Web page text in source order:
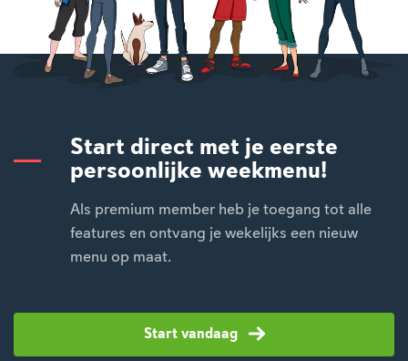
Start direct met je eerste
persoonlijke weekmenu!
Als premium member heb je toegang tot alle
features en ontvang je wekelijks een nieuw
menu op maat.
Start vandaag